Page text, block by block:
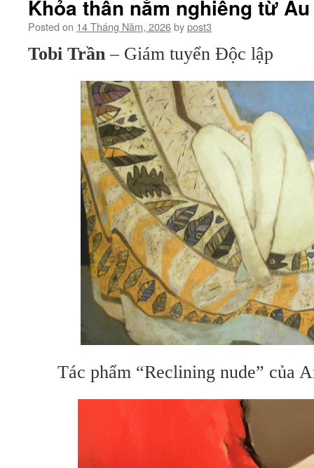
Khỏa thân nằm nghiêng từ
Posted on 14 Tháng Năm, 2026bypost3
Tobi Trần – Giám tuyển Độc lập
Tác phẩm “Reclining nude” của